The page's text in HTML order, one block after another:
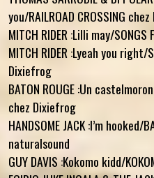
you/RAILROAD CROSSING chez
MITCH RIDER :Lilli may/
MITCH RIDER :Lyeah you right/
Dixiefrog
BATON ROUGE :Un
chez Dixiefrog
HANDSOME JACK :I’m hooked/
naturalsound
GUY DAVIS :Kokomo kidd/